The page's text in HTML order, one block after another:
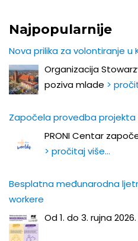
Najpopularnije
Nova prilika za volontiranje u
Organizacija
poziva mlade >
Započela provedba projekta
PRONI Centar
> pročitaj više…
Besplatna međunarodna
workere
Od 1. do 3. rujna